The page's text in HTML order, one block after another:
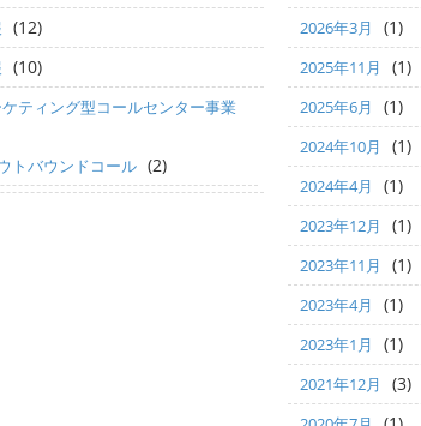
(12)
(10)
ティング型コールセンター事業
トバウンドコール (2)
2026年3月 (1)
2025年11月 (1)
2025年6月 (1)
2024年10月 (1)
2024年4月 (1)
2023年12月 (1)
2023年11月 (1)
2023年4月 (1)
2023年1月 (1)
2021年12月 (3)